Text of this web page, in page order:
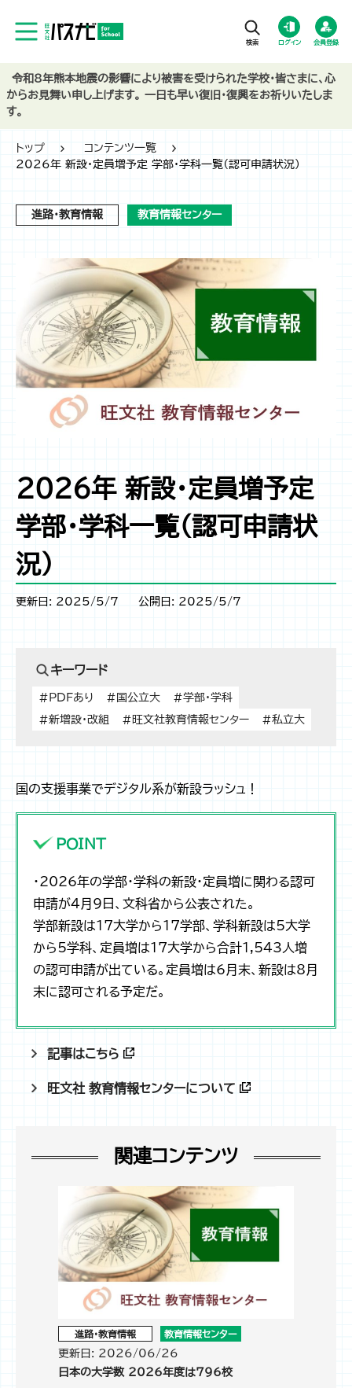
ログイン 会員登録
トップ
コンテンツ一覧
2026年 新設・定員増予定 学部・学科一覧（認可申請状況）
進路・教育情報 教育情報センター
2026年 新設・定員増予定
学部・学科一覧（認可申請状
況）
更新日: 2025/5/7 公開日: 2025/5/7
キーワード
#PDFあり #国公立大
#学部・学科
#新増設・改組
#旺文社教育情報センター #私立大
国の支援事業でデジタル系が新設ラッシュ！
POINT
・2026年の学部・学科の新設・定員増に関わる認可
申請が4月9日、文科省から公表された。
学部新設は17大学から17学部、学科新設は5大学
から5学科、定員増は17大学から合計1,543人増
の認可申請が出ている。定員増は6月末、新設は8月
末に認可される予定だ。
記事はこちら
旺文社 教育情報センターについて
関連コンテンツ
進路・教育情報 教育情報センター
更新日: 2026/06/26
日本の大学数 2026年度は796校
令和8年熊本地震の影響により被害を受けられた学校・皆さまに、心
からお見舞い申し上げます。 一日も早い復旧・復興をお祈りいたしま
す。